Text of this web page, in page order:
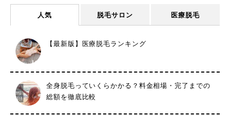
人気 脱毛サロン 医療脱毛
【最新版】医療脱毛ランキング
全身脱毛っていくらかかる？料金相場・完了までの
総額を徹底比較